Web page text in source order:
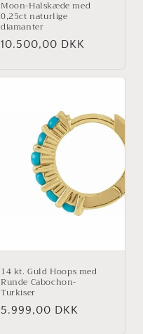
Moon-Halskæde med
0,25ct naturlige
diamanter
Normalpris
10.500,00 DKK
14 kt. Guld Hoops med
Runde Cabochon-
Turkiser
Normalpris
5.999,00 DKK